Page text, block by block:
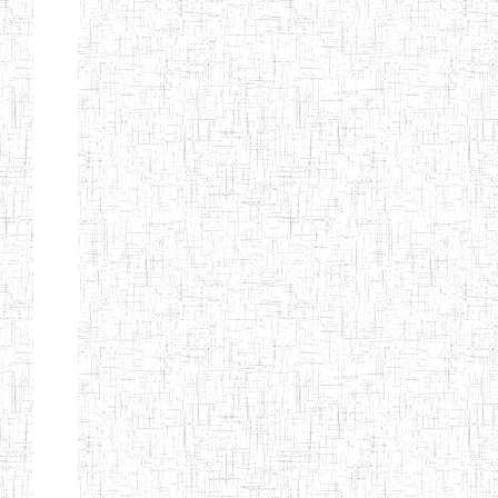
Etablissements
d'enseignement
secondaire
technique
et
professionnel
ESTP
Etablissements